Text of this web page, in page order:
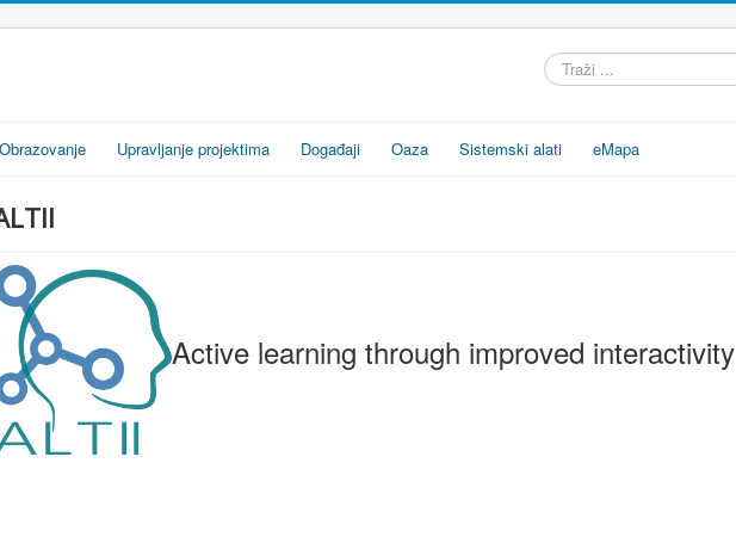
Traži
...
Obrazovanje Upravljanje projektima Događaji Oaza Sistemski alati eMapa
Active learning through improved interactivity